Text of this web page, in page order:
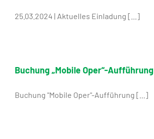
25.03.2024 | Aktuelles Einladung [...]
Buchung „Mobile Oper“-Aufführung
Buchung "Mobile Oper"-Aufführung [...]